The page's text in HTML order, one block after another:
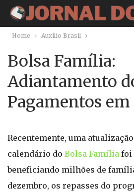
Home Auxílio Brasil
Bolsa Família:
Adiantamento
Pagamentos
Recentemente, uma
calendário do Bolsa Família foi
beneficiando milhões de
dezembro, os repasses do